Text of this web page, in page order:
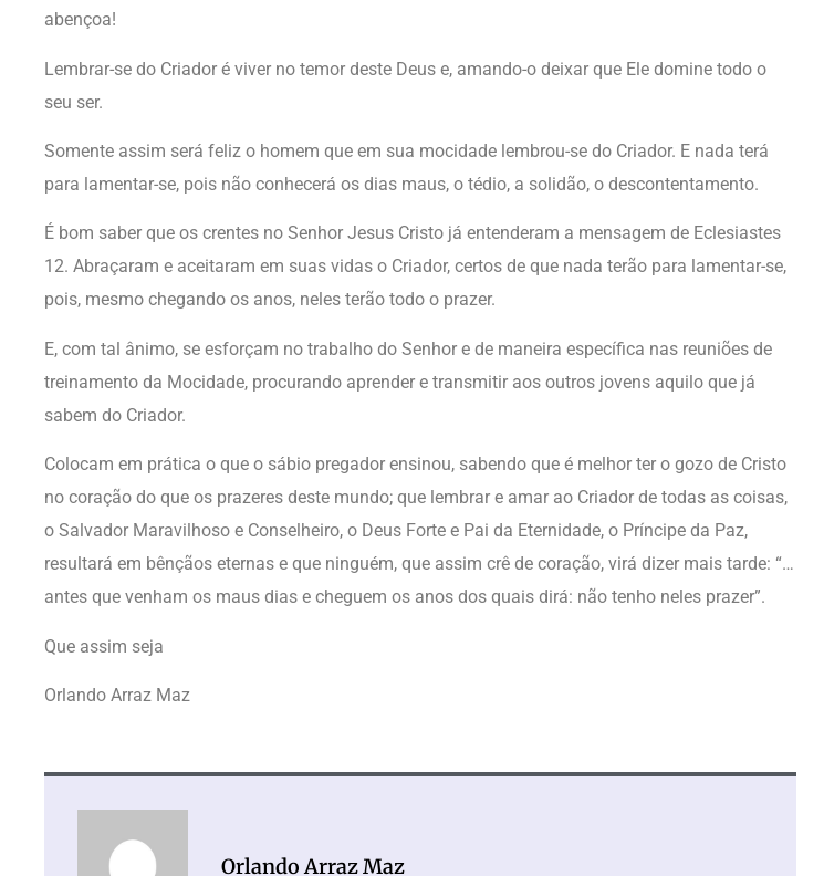
abençoa!
Lembrar-se do Criador é viver no temor deste Deus e, amando-o deixar que Ele domine todo o
seu ser.
Somente assim será feliz o homem que em sua mocidade lembrou-se do Criador. E nada terá
para lamentar-se, pois não conhecerá os dias maus, o tédio, a solidão, o descontentamento.
É bom saber que os crentes no Senhor Jesus Cristo já entenderam a mensagem de Eclesiastes
12. Abraçaram e aceitaram em suas vidas o Criador, certos de que nada terão para lamentar-se,
pois, mesmo chegando os anos, neles terão todo o prazer.
E, com tal ânimo, se esforçam no trabalho do Senhor e de maneira específica nas reuniões de
treinamento da Mocidade, procurando aprender e transmitir aos outros jovens aquilo que já
sabem do Criador.
Colocam em prática o que o sábio pregador ensinou, sabendo que é melhor ter o gozo de Cristo
no coração do que os prazeres deste mundo; que lembrar e amar ao Criador de todas as coisas,
o Salvador Maravilhoso e Conselheiro, o Deus Forte e Pai da Eternidade, o Príncipe da Paz,
resultará em bênçãos eternas e que ninguém, que assim crê de coração, virá dizer mais tarde: “…
antes que venham os maus dias e cheguem os anos dos quais dirá: não tenho neles prazer”.
Que assim seja
Orlando Arraz Maz
Orlando Arraz Maz